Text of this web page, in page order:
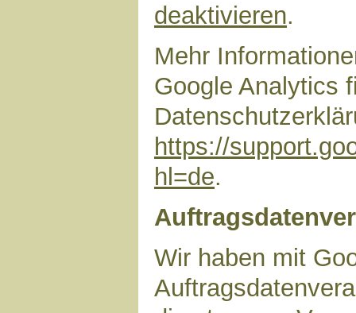
deaktivieren.
Mehr
Google Analytics
https://
hl=de.
Wir haben mit